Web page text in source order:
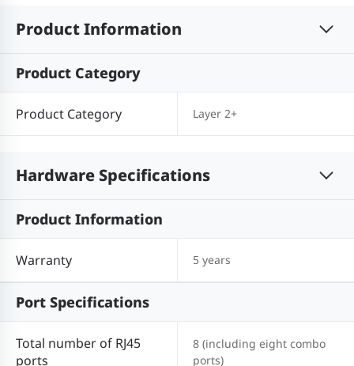
Product Information
Product Category
Product Category Layer 2+
Hardware Specifications
Product Information
Warranty 5 years
Port Specifications
Total number of RJ45
ports
8 (including eight combo
ports)